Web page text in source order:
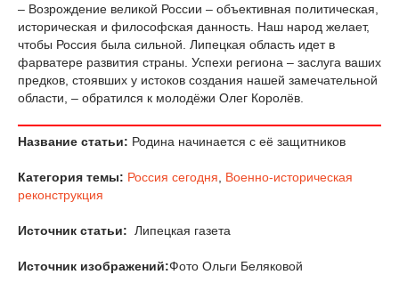
– Возрождение великой России – объективная политическая,
историческая и философская данность. Наш народ желает,
чтобы Россия была сильной. Липецкая область идет в
фарватере развития страны. Успехи региона – заслуга ваших
предков, стоявших у истоков создания нашей замечательной
области, – обратился к молодёжи Олег Королёв.
Название статьи: Родина начинается с её защитников
Категория темы: Россия сегодня
Военно-историческая
реконструкция
Источник статьи: Липецкая газета
Источник изображений:Фото Ольги Беляковой